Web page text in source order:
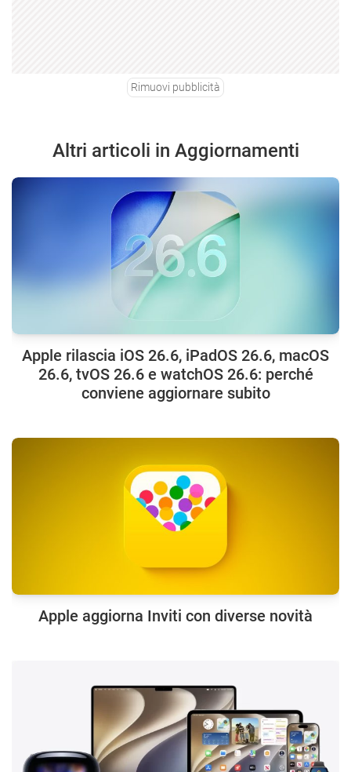
Rimuovi pubblicità
Altri articoli in Aggiornamenti
Apple rilascia iOS 26.6, iPadOS 26.6, macOS
26.6, tvOS 26.6 e watchOS 26.6: perché
conviene aggiornare subito
Apple aggiorna Inviti con diverse novità